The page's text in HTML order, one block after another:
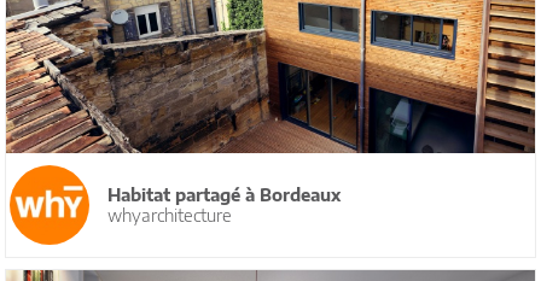
Habitat partagé à Bordeaux
whyarchitecture